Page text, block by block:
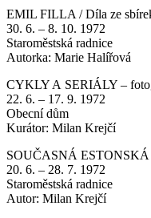
EMIL FILLA / Díla ze
30. 6. – 8. 10. 1972
Staroměstská radnice
Autorka: Marie Halířová
CYKLY A SERIÁLY –
22. 6. – 17. 9. 1972
Obecní dům
Kurátor: Milan Krejčí
SOUČASNÁ
20. 6. – 28. 7. 1972
Staroměstská radnice
Autor: Milan Krejčí